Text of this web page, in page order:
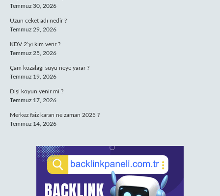
Temmuz 30, 2026
Uzun ceket adı nedir ?
Temmuz 29, 2026
KDV 2’yi kim verir ?
Temmuz 25, 2026
Çam kozalağı suyu neye yarar ?
Temmuz 19, 2026
Dişi koyun yenir mi ?
Temmuz 17, 2026
Merkez faiz kararı ne zaman 2025 ?
Temmuz 14, 2026